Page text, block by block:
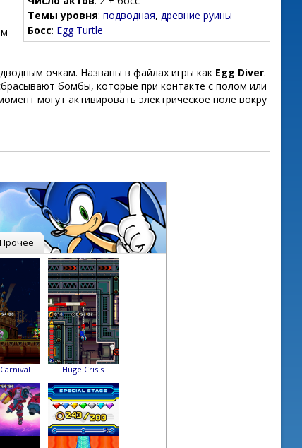
Темы уровня: подводная, древние руины
Босс: Egg Turtle
очкам. Названы в файлах игры как Egg Diver.
бомбы, которые при контакте с полом или
могут активировать электрическое поле вокру
Прочее
Huge Crisis